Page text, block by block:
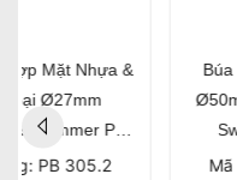
Búa Nhựa Dead-blow
Ø32mm dài 320mm PB
Swiss Tools 300.3
Mã hàng: PB 300.3